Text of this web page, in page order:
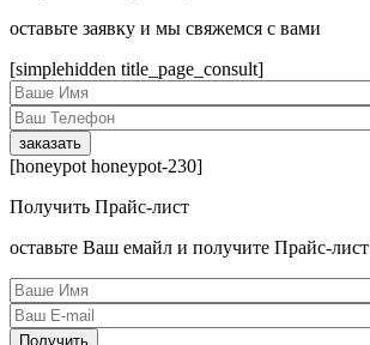
оcтавьте заявку и мы свяжемся с вами
[simplehidden title_page_consult]
[honeypot honeypot-230]
Получить Прайс-лист
оcтавьте Ваш емайл и получите Прайс-лист